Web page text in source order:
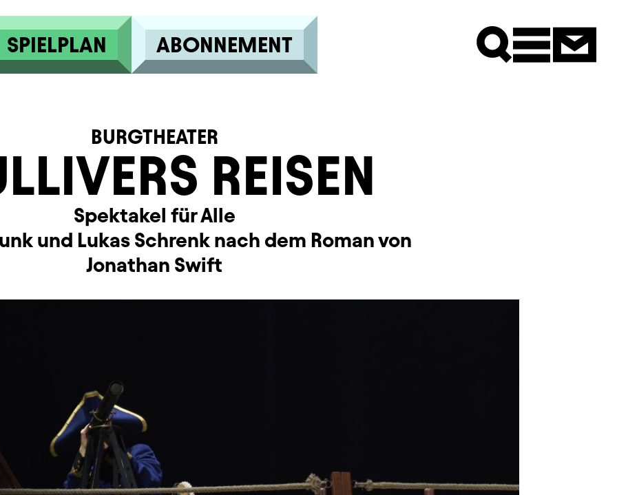
SPIELPLAN ABONNEMENT
REISEN
BURGTHEATER
Spektakel für Alle
und Lukas Schrenk nach dem Roman von
Jonathan Swift